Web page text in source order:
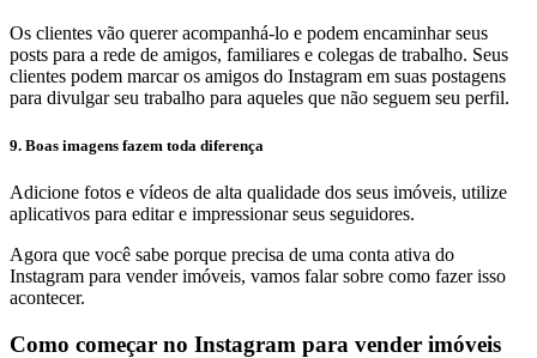
Os clientes vão querer acompanhá-lo e podem encaminhar seus
posts para a rede de amigos, familiares e colegas de trabalho. Seus
clientes podem marcar os amigos do Instagram em suas postagens
para divulgar seu trabalho para aqueles que não seguem seu perfil.
9. Boas imagens fazem toda diferença
Adicione fotos e vídeos de alta qualidade dos seus imóveis, utilize
aplicativos para editar e impressionar seus seguidores.
Agora que você sabe porque precisa de uma conta ativa do
Instagram para vender imóveis, vamos falar sobre como fazer isso
acontecer.
Como começar no Instagram para vender imóveis